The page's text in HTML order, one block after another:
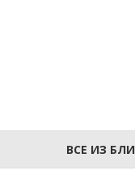
ВСЕ ИЗ